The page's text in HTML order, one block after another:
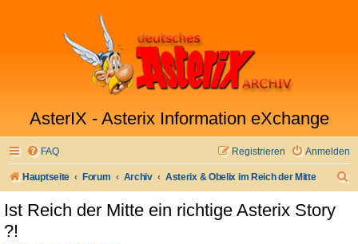
AsterIX - Asterix Information eXchange
FAQ Anmelden
Registrieren
Hauptseite Forum Archiv Asterix & Obelix im Reich der Mitte
Ist Reich der Mitte ein richtige Asterix Story
?!